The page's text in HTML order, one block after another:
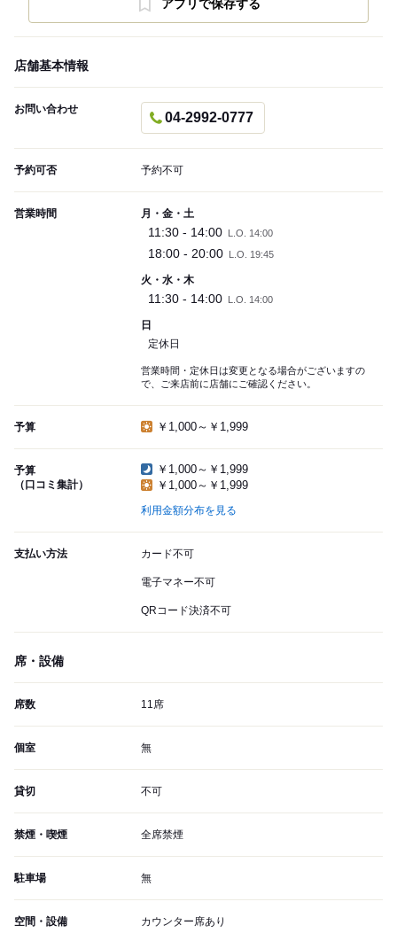
アプリで保存する
店舗基本情報
お問い合わせ
04-2992-0777
予約可否 予約不可
営業時間 月・金・土
11:30 - 14:00 L.O. 14:00
18:00 - 20:00 L.O. 19:45
火・水・木
11:30 - 14:00 L.O. 14:00
日
定休日
営業時間・定休日は変更となる場合がございますの
で、ご来店前に店舗にご確認ください。
予算 ￥1,000～￥1,999
予算
（口コミ集計）
￥1,000～￥1,999
￥1,000～￥1,999
利用金額分布を見る
支払い方法 カード不可
電子マネー不可
QRコード決済不可
席・設備
席数 11席
個室 無
貸切 不可
禁煙・喫煙 全席禁煙
駐車場 無
空間・設備 カウンター席あり